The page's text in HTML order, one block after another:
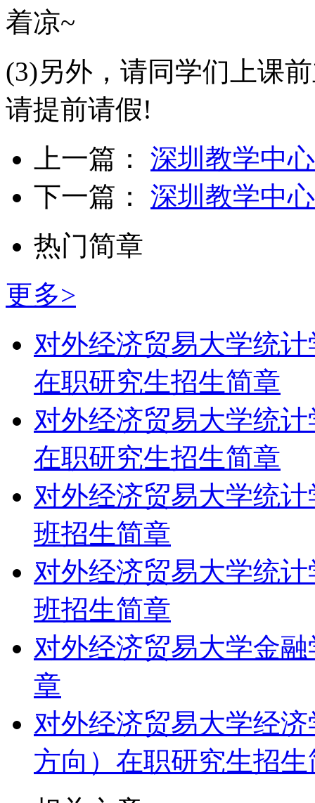
着凉~
(3)另外，请同学们上课
请提前请假!
上一篇： 深圳教学中
下一篇： 深圳教学中
热门简章
更多>
对外经济贸易大学统
在职研究生招生简章
对外经济贸易大学统
在职研究生招生简章
对外经济贸易大学统
班招生简章
对外经济贸易大学统
班招生简章
对外经济贸易大学金
章
对外经济贸易大学经
方向）在职研究生招生